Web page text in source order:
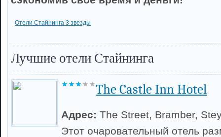
Отели Стайнинга 3 звезды
Лучшие отели Стайнинга
The Castle Inn Hotel
Адрес: The Street, Bramber,
Этот очаровательный отель